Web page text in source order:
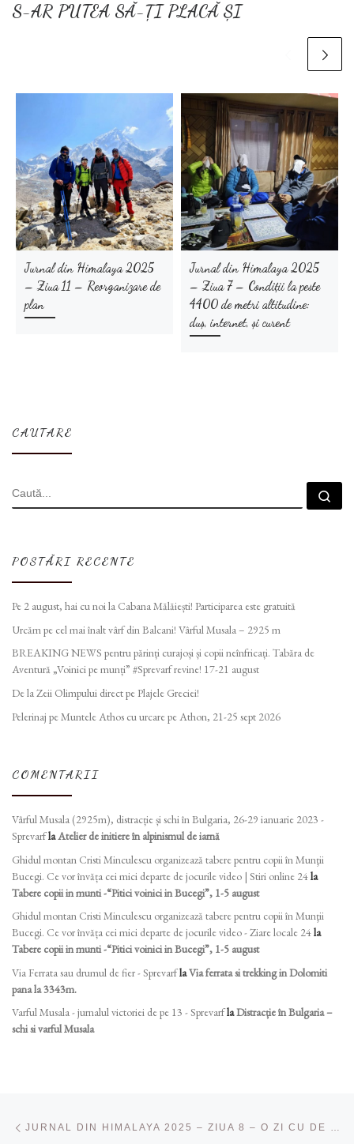
S-AR PUTEA SĂ-ȚI PLACĂ ȘI
Jurnal din Himalaya 2025
– Ziua 11 – Reorganizare de
plan
Jurnal din Himalaya 2025
– Ziua 7 – Condiții la peste
4400 de metri altitudine:
duș, internet, și curent
CAUTARE
CĂUTARE
POSTĂRI RECENTE
Pe 2 august, hai cu noi la Cabana Mălăiești! Participarea este gratuită
Urcăm pe cel mai înalt vârf din Balcani! Vârful Musala – 2925 m
BREAKING NEWS pentru părinți curajoși și copii neînfricați. Tabăra de
Aventură „Voinici pe munți” #Sprevarf revine! 17-21 august
De la Zeii Olimpului direct pe Plajele Greciei!
Pelerinaj pe Muntele Athos cu urcare pe Athon, 21-25 sept 2026
COMENTARII
Vârful Musala (2925m), distracție și schi în Bulgaria, 26-29 ianuarie 2023 -
SprevarflaAtelier de initiere în alpinismul de iarnă
Ghidul montan Cristi Minculescu organizează tabere pentru copii în Munţii
Bucegi. Ce vor învăța cei mici departe de jocurile video | Stiri online 24la
Tabere copii in munti -“Pitici voinici in Bucegi”, 1-5 august
Ghidul montan Cristi Minculescu organizează tabere pentru copii în Munţii
Bucegi. Ce vor învăța cei mici departe de jocurile video - Ziare locale 24la
Tabere copii in munti -“Pitici voinici in Bucegi”, 1-5 august
Via Ferrata sau drumul de fier - SprevarflaVia ferrata si trekking in Dolomiti
pana la 3343m.
Varful Musala - jurnalul victoriei de pe 13 - SprevarflaDistracție în Bulgaria –
schi si varful Musala
JURNAL DIN HIMALAYA 2025 – ZIUA 8 – O ZI CU DE TOATE: CUTREMUR, PRIMA TURĂ DE ACLIMATIZARE LA PESTE 5000 DE METRI ȘI RELAXARE LA CEA MAI „TARE“ CAFENEA